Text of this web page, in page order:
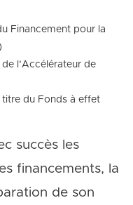
Financement pour la
l’Accélérateur de
titre du Fonds à effet
succès les
financements, la
de son